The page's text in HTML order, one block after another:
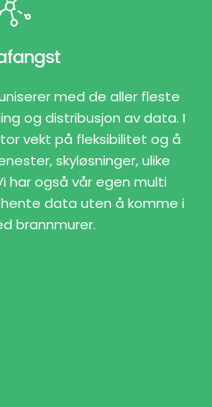
med de aller fleste
og distribusjon av data. I
vekt på fleksibilitet og å
skyløsninger, ulike
har også vår egen multi
data uten å komme i
brannmurer.